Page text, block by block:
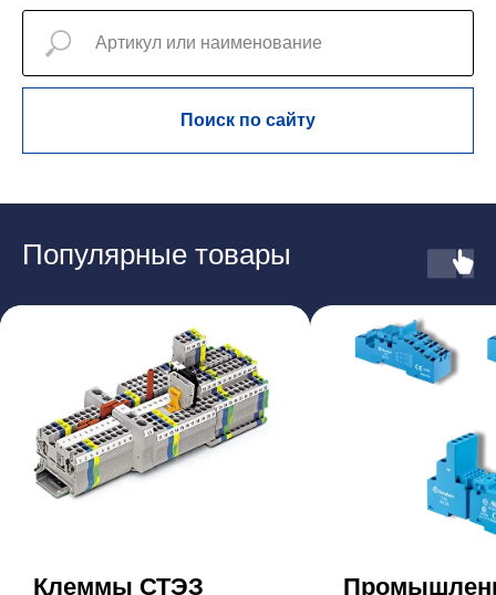
Поиск по сайту
Популярные товары
Клеммы СТЭЗ